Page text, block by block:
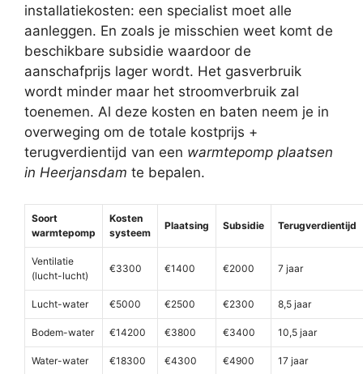
installatiekosten: een specialist moet alle
aanleggen. En zoals je misschien weet komt de
beschikbare subsidie waardoor de
aanschafprijs lager wordt. Het gasverbruik
wordt minder maar het stroomverbruik zal
toenemen. Al deze kosten en baten neem je in
overweging om de totale kostprijs +
terugverdientijd van een warmtepomp plaatsen
in Heerjansdam te bepalen.
Soort
warmtepomp
Kosten
systeem
Plaatsing Subsidie Terugverdientijd
Ventilatie
(lucht-lucht)
€3300 €1400 €2000 7 jaar
Lucht-water €5000 €2500 €2300 8,5 jaar
Bodem-water €14200 €3800 €3400 10,5 jaar
Water-water €18300 €4300 €4900 17 jaar